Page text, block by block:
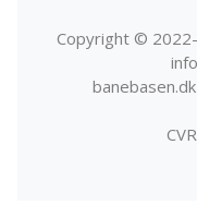
Copyright ©